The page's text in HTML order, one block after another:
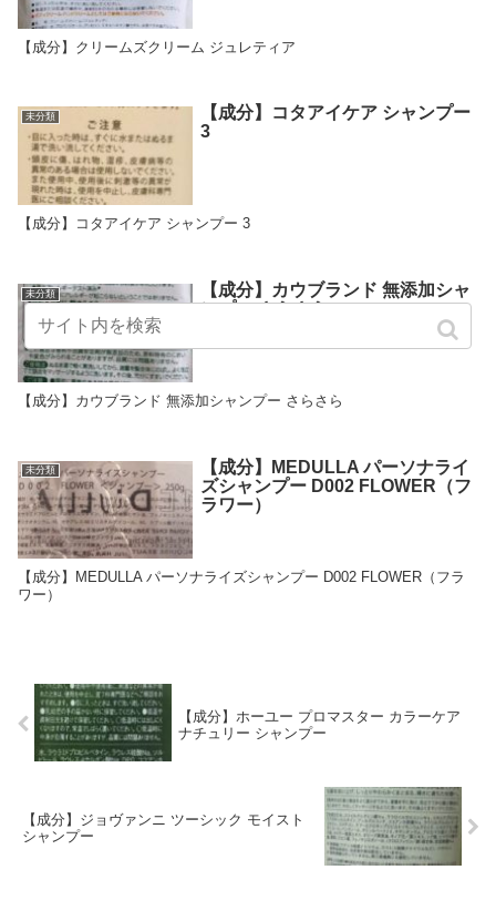
【成分】クリームズクリーム ジュレティア
未分類
【成分】コタアイケア シャンプー
3
【成分】コタアイケア シャンプー 3
未分類
【成分】カウブランド 無添加シャ
ンプー さらさら
【成分】カウブランド 無添加シャンプー さらさら
未分類
【成分】MEDULLA パーソナライ
ズシャンプー D002 FLOWER（フ
ラワー）
【成分】MEDULLA パーソナライズシャンプー D002 FLOWER（フラ
ワー）
【成分】ホーユー プロマスター カラーケア
ナチュリー シャンプー
【成分】ジョヴァンニ ツーシック モイスト
シャンプー